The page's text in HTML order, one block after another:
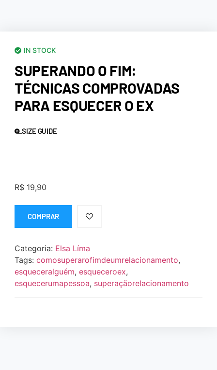
IN STOCK
SUPERANDO O FIM:
TÉCNICAS COMPROVADAS
PARA ESQUECER O EX
SIZE GUIDE
R$ 19,90
COMPRAR
Categoria: Elsa Líma
Tags: comosuperarofimdeumrelacionamento,
esqueceralguém, esqueceroex,
esquecerumapessoa, superaçãorelacionamento